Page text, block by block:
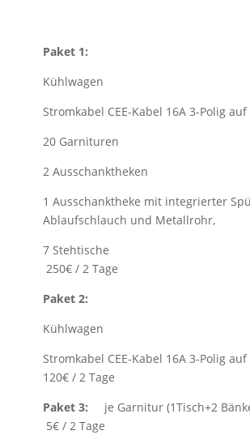
Paket 1:
Kühlwagen
Stromkabel CEE-Kabel 16A 3-Polig auf
20 Garnituren
2 Ausschanktheken
1 Ausschanktheke mit integrierter
Ablaufschlauch und Metallrohr,
7
250€ / 2 Tage
Paket 2:
Kühlwagen
Stromkabel CEE-Kabel 16A 3-Polig
120€ / 2 Tage
Paket 3: je Garnitur
5€ / 2 Tage